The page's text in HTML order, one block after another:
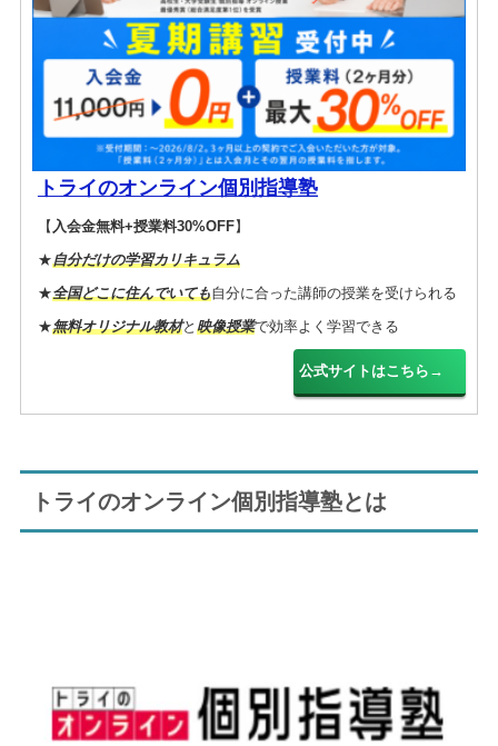
トライのオンライン個別指導塾
【 入会金無料+授業料30%OFF】
★ 自分だけの学習カリキュラム
★全国どこに住んでいても自分に合った講師の授業を受けられる
★無料オリジナル教材と 映像授業で効率よく学習できる
公式サイトはこちら→
トライのオンライン個別指導塾とは